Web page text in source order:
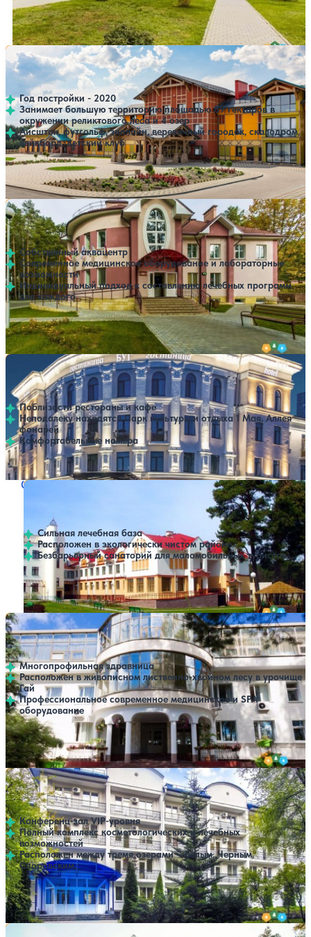
Профилей лечения:8 Крытый бассейн
Отель Яркi
4.3148 отзывов
Брестская область
Год постройки - 2020
Занимает большую территорию площадью 89 гектаров в
окружении реликтового леса и 4 озер
Айсшток, футгольф, зиплайн, веревочный городок, скалодром,
вейкборд, детский клуб
Крытый бассейн SPA
Нет цен или свободных мест на выбранные даты
Выбрать другой вариант
Санаторий Надзея
4.4156 отзывов
Брестская область
Собственный аквацентр
Современное медицинское оборудование и лабораторные
возможности
Индивидуальный подход к составлению лечебных программ
для каждого
Профилей лечения:5 Крытый бассейн
Нет цен или свободных мест на выбранные даты
Выбрать другой вариант
Отель Буг
Брестская область
Поблизости рестораны и кафе
Неподалеку находятся Парк культуры и отдыха 1 Мая, Аллея
фонарей
Комфортабельные номера
Нет цен или свободных мест на выбранные даты
Выбрать другой вариант
Санаторий Белая Вежа
Сильная лечебная база
Расположен в экологически чистом районе
Безбарьерный санаторий для маломобильных туристов
Профилей лечения:5 Крытый бассейн SPA
Нет цен или свободных мест на выбранные даты
Выбрать другой вариант
Санаторий Магистральный
4.196 отзывов
Брестская область
Многопрофильная здравница
Расположен в живописном лиственно-хвойном лесу в урочище
Гай
Профессиональное современное медицинское и SPA
оборудование
Профилей лечения:6 Крытый бассейн SPA
Нет цен или свободных мест на выбранные даты
Выбрать другой вариант
Лечебно-оздоровительный комплекс Энергия
4.511 отзывов
Брестская область
Конференц-зал VIP-уровня
Полный комплекс косметологических и лечебных
возможностей
Расположен между тремя озерами – Белым, Черным,
Споровским.
Профилей лечения:6 SPA
Нет цен или свободных мест на выбранные даты
Выбрать другой вариант
Санаторий Солнечный